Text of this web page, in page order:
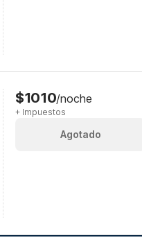
$1010/noche
+ Impuestos
Agotado